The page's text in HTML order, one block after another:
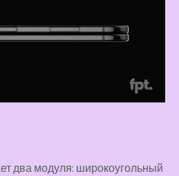
два модуля: широкоугольный